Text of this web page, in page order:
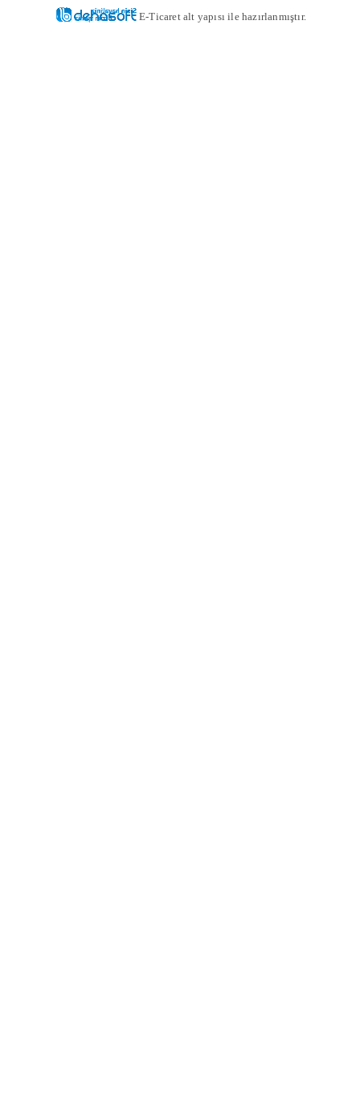
E-Ticaret alt yapısı ile hazırlanmıştır.